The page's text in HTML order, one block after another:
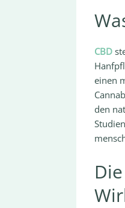
CBD
einen
den